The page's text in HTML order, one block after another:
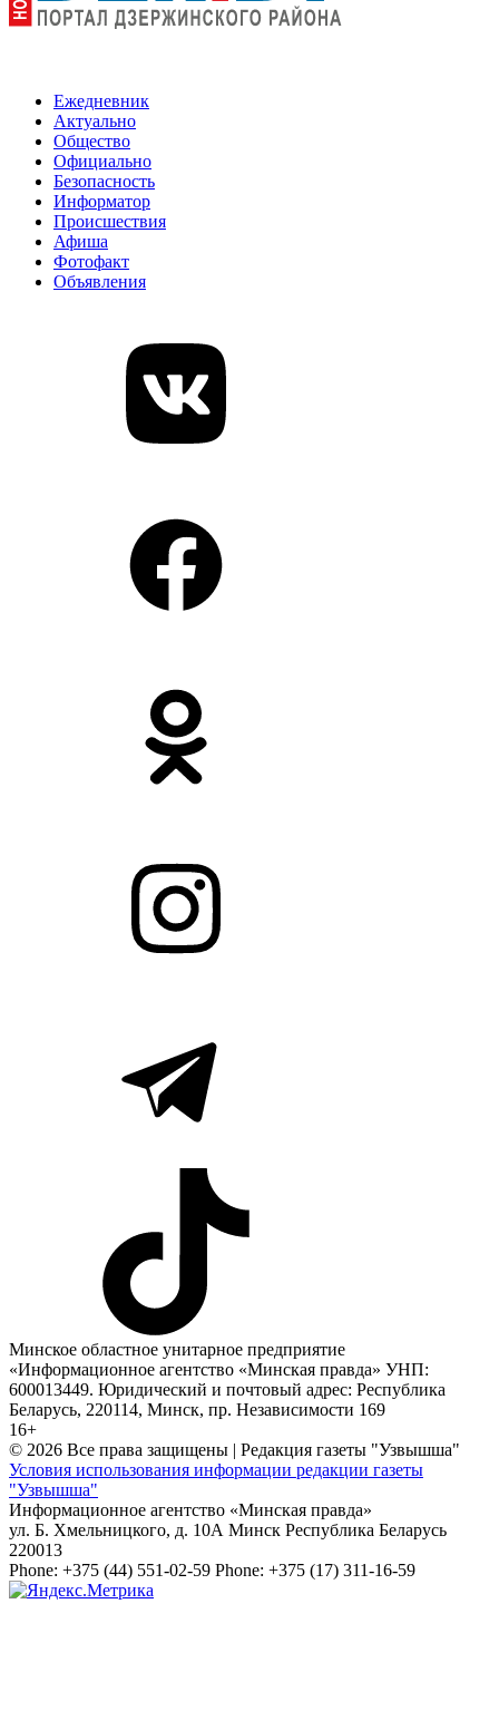
Ежедневник
Актуально
Общество
Официально
Безопасность
Информатор
Происшествия
Афиша
Фотофакт
Объявления
Минское областное унитарное предприятие
«Информационное агентство «Минская правда» УНП:
600013449. Юридический и почтовый адрес: Республика
Беларусь, 220114, Минск, пр. Независимости 169
16+
© 2026 Все права защищены | Редакция газеты "Узвышша"
Условия использования информации редакции газеты
"Узвышша"
Информационное агентство «Минская правда»
ул. Б. Хмельницкого, д. 10А Минск Республика Беларусь
220013
Phone: +375 (44) 551-02-59 Phone: +375 (17) 311-16-59